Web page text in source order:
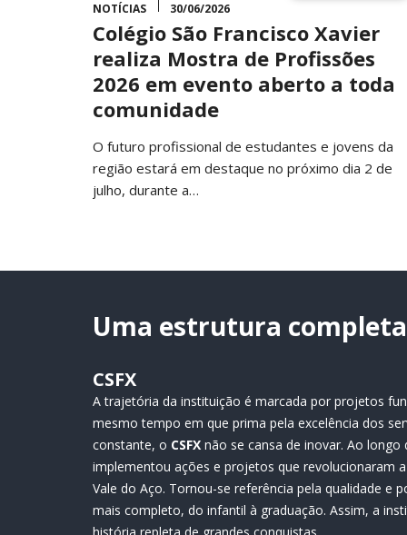
NOTÍCIAS 30/06/2026
Colégio São Francisco Xavier
realiza Mostra de Profissões
2026 em evento aberto a toda
comunidade
O futuro profissional de estudantes e jovens da
região estará em destaque no próximo dia 2 de
julho, durante a…
Uma estrutura
CSFX
A trajetória da instituição é marcada por projetos
mesmo tempo em que prima pela excelência dos
constante, o CSFX não se cansa de inovar. Ao
implementou ações e projetos que revolucionaram
Vale do Aço. Tornou-se referência pela qualidade e
mais completo, do infantil à graduação. Assim, a
história repleta de grandes conquistas.